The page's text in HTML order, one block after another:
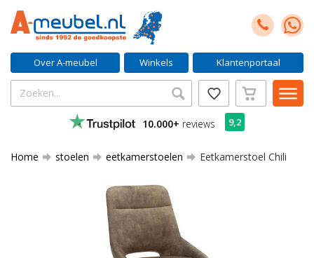
Over A-meubel Winkels Klantenportaal
10.000+ reviews 9,2
Home stoelen eetkamerstoelen Eetkamerstoel Chili